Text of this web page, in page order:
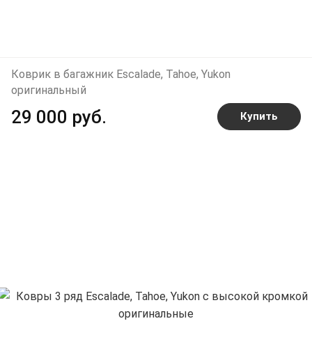
Коврик в багажник Escalade, Tahoe, Yukon
оригинальный
29 000 руб. Купить